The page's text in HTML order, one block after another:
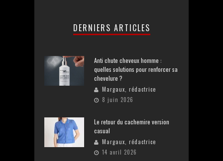
DERNIERS ARTICLES
Anti chute cheveux homme :
quelles solutions pour renforcer sa
chevelure ?
Margaux, rédactrice
8 juin 2026
Le retour du cachemire version
casual
Margaux, rédactrice
14 avril 2026